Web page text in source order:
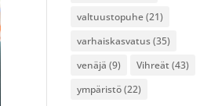
valtuustopuhe(21)
varhaiskasvatus(35)
venäjä (9) Vihreät (43)
ympäristö(22)